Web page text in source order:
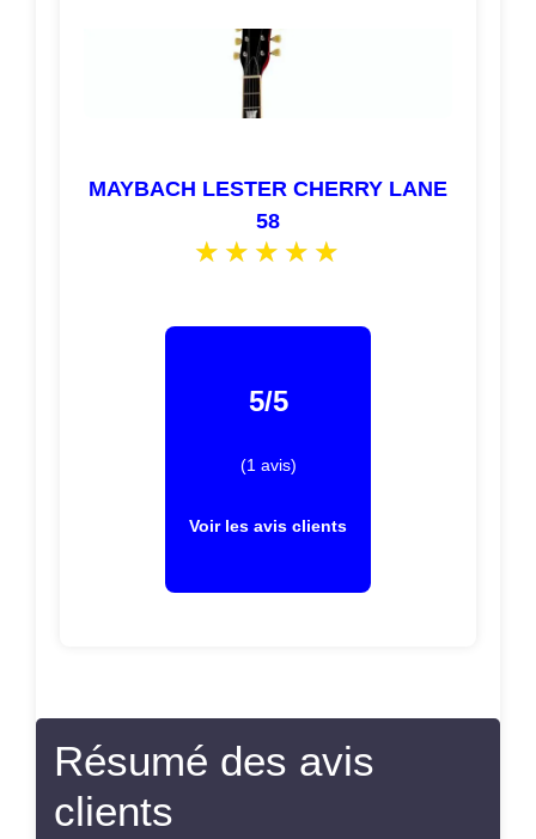
MAYBACH LESTER CHERRY LANE
58
5/5
(1 avis)
Voir les avis clients
Résumé des avis
clients